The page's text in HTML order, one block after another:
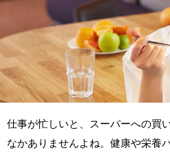
仕事が忙しいと、スーパーへの買
なかありませんよね。健康や栄養